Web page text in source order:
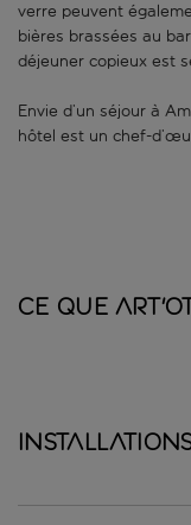
verre peuvent
bières brassées au
déjeuner copieux est
Envie d’un séjour à
hôtel est un chef-
Ce que